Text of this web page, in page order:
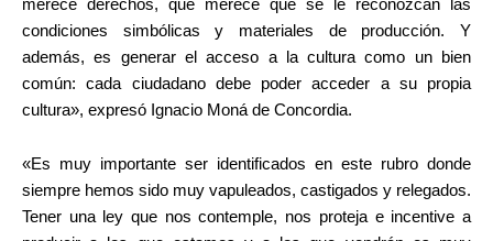
merece derechos, que merece que se le reconozcan las
condiciones simbólicas y materiales de producción. Y
además, es generar el acceso a la cultura como un bien
común: cada ciudadano debe poder acceder a su propia
cultura», expresó Ignacio Moná de Concordia.
«Es muy importante ser identificados en este rubro donde
siempre hemos sido muy vapuleados, castigados y relegados.
Tener una ley que nos contemple, nos proteja e incentive a